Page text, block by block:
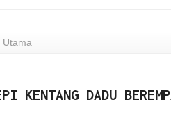
Utama
KENTANG DADU